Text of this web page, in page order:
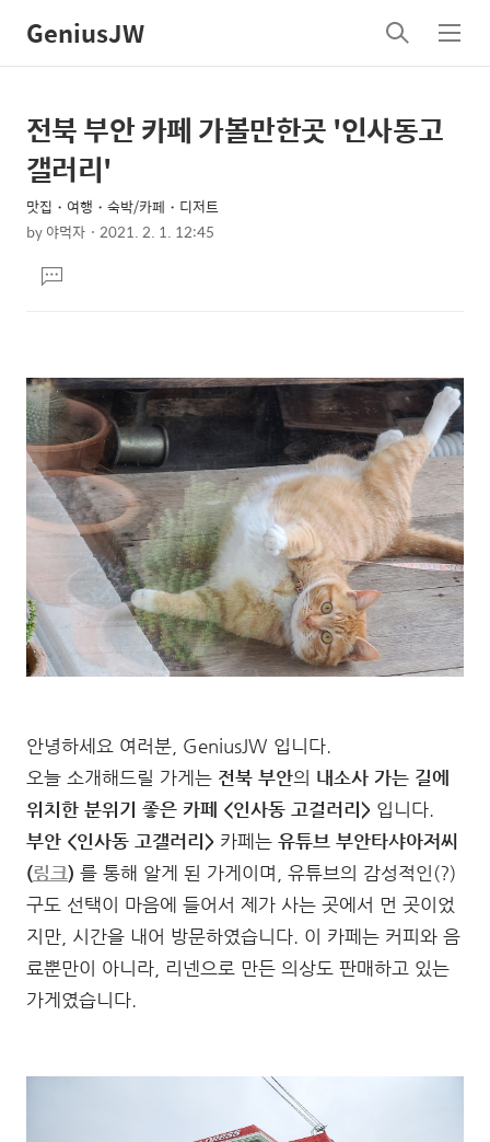
GeniusJW
검
색
메
뉴
상
세
컨
텐
본
문
제
목
전북 부안 카페 가볼만한곳 '인사동고
갤러리'
맛집・여행・숙박/카페・디저트
by야먹자 2021. 2. 1. 12:45
문댓
글
안녕하세요 여러분, GeniusJW 입니다.
오늘 소개해드릴 가게는 전북 부안의 내소사 가는 길에
위치한 분위기 좋은 카페 <인사동 고걸러리> 입니다.
부안 <인사동 고갤러리> 카페는 유튜브 부안타샤아저씨
(링크) 를 통해 알게 된 가게이며, 유튜브의 감성적인(?)
구도 선택이 마음에 들어서 제가 사는 곳에서 먼 곳이었
지만, 시간을 내어 방문하였습니다. 이 카페는 커피와 음
료뿐만이 아니라, 리넨으로 만든 의상도 판매하고 있는
가게였습니다.